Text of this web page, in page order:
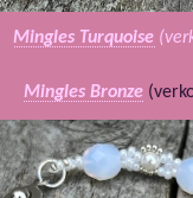
Mingles Turquoise
Mingles Bronze